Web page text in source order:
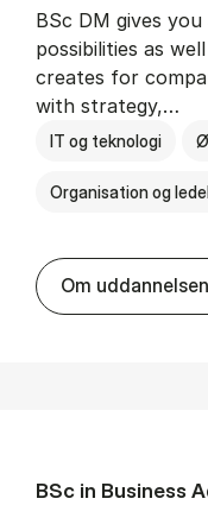
BSc DM gives
possibilities as
creates for
with strategy,…
IT og teknologi
Organisation og
Om uddannelsen
BSc in Busi­ness